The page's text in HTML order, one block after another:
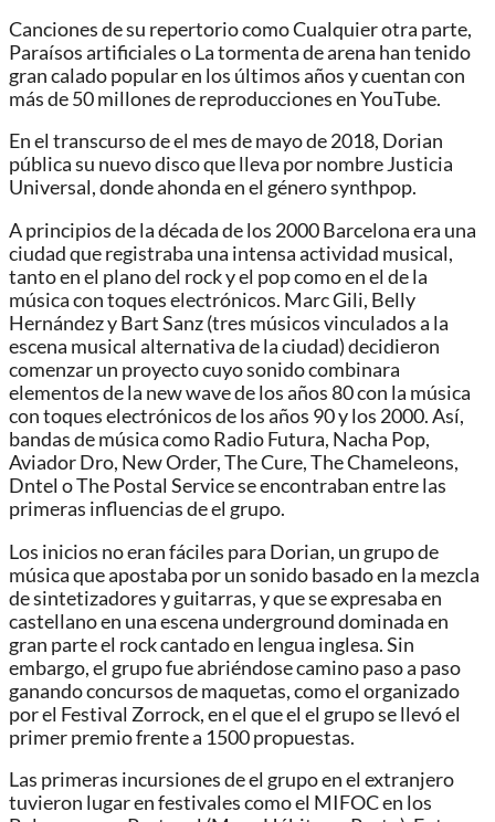
Canciones de su repertorio como Cualquier otra parte,
Paraísos artificiales o La tormenta de arena han tenido
gran calado popular en los últimos años y cuentan con
más de 50 millones de reproducciones en YouTube.
En el transcurso de el mes de mayo de 2018, Dorian
pública su nuevo disco que lleva por nombre Justicia
Universal, donde ahonda en el género synthpop.
A principios de la década de los 2000 Barcelona era una
ciudad que registraba una intensa actividad musical,
tanto en el plano del rock y el pop como en el de la
música con toques electrónicos. Marc Gili, Belly
Hernández y Bart Sanz (tres músicos vinculados a la
escena musical alternativa de la ciudad) decidieron
comenzar un proyecto cuyo sonido combinara
elementos de la new wave de los años 80 con la música
con toques electrónicos de los años 90 y los 2000. Así,
bandas de música como Radio Futura, Nacha Pop,
Aviador Dro, New Order, The Cure, The Chameleons,
Dntel o The Postal Service se encontraban entre las
primeras influencias de el grupo.
Los inicios no eran fáciles para Dorian, un grupo de
música que apostaba por un sonido basado en la mezcla
de sintetizadores y guitarras, y que se expresaba en
castellano en una escena underground dominada en
gran parte el rock cantado en lengua inglesa. Sin
embargo, el grupo fue abriéndose camino paso a paso
ganando concursos de maquetas, como el organizado
por el Festival Zorrock, en el que el el grupo se llevó el
primer premio frente a 1500 propuestas.
Las primeras incursiones de el grupo en el extranjero
tuvieron lugar en festivales como el MIFOC en los